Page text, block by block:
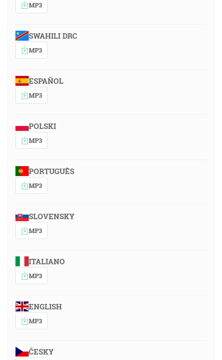
MP3
SWAHILI DRC
MP3
ESPAÑOL
MP3
POLSKI
MP3
PORTUGUÊS
MP3
SLOVENSKY
MP3
ITALIANO
MP3
ENGLISH
MP3
ČESKY